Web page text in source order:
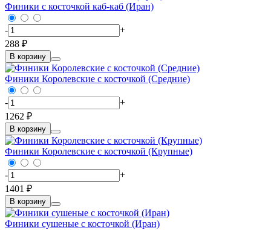
Финики с косточкой каб-каб (Иран)
-
+
288 ₽
В корзину
Финики Королевские с косточкой (Средние)
-
+
1262 ₽
В корзину
Финики Королевские с косточкой (Крупные)
-
+
1401 ₽
В корзину
Финики сушеные с косточкой (Иран)